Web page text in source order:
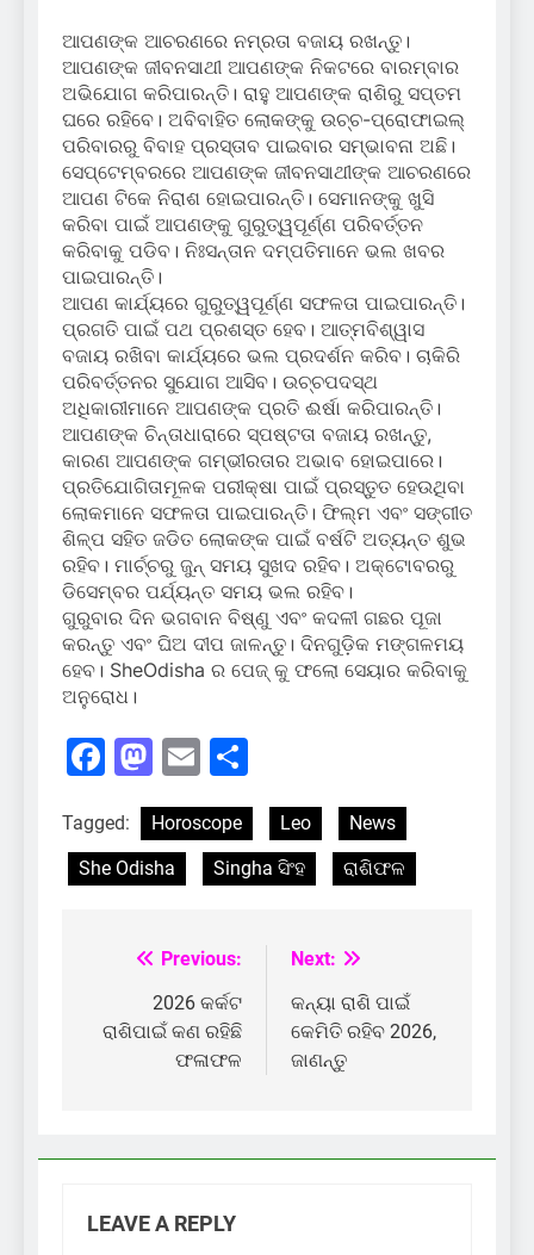
ଆପଣଙ୍କ ଆଚରଣରେ ନମ୍ରତା ବଜାୟ ରଖନ୍ତୁ।
ଆପଣଙ୍କ ଜୀବନସାଥୀ ଆପଣଙ୍କ ନିକଟରେ ବାରମ୍ବାର
ଅଭିଯୋଗ କରିପାରନ୍ତି। ରାହୁ ଆପଣଙ୍କ ରାଶିରୁ ସପ୍ତମ
ଘରେ ରହିବେ। ଅବିବାହିତ ଲୋକଙ୍କୁ ଉଚ୍ଚ-ପ୍ରୋଫାଇଲ୍
ପରିବାରରୁ ବିବାହ ପ୍ରସ୍ତାବ ପାଇବାର ସମ୍ଭାବନା ଅଛି।
ସେପ୍ଟେମ୍ବରରେ ଆପଣଙ୍କ ଜୀବନସାଥୀଙ୍କ ଆଚରଣରେ
ଆପଣ ଟିକେ ନିରାଶ ହୋଇପାରନ୍ତି। ସେମାନଙ୍କୁ ଖୁସି
କରିବା ପାଇଁ ଆପଣଙ୍କୁ ଗୁରୁତ୍ୱପୂର୍ଣ୍ଣ ପରିବର୍ତ୍ତନ
କରିବାକୁ ପଡିବ। ନିଃସନ୍ତାନ ଦମ୍ପତିମାନେ ଭଲ ଖବର
ପାଇପାରନ୍ତି।
ଆପଣ କାର୍ଯ୍ୟରେ ଗୁରୁତ୍ୱପୂର୍ଣ୍ଣ ସଫଳତା ପାଇପାରନ୍ତି।
ପ୍ରଗତି ପାଇଁ ପଥ ପ୍ରଶସ୍ତ ହେବ। ଆତ୍ମବିଶ୍ୱାସ
ବଜାୟ ରଖିବା କାର୍ଯ୍ୟରେ ଭଲ ପ୍ରଦର୍ଶନ କରିବ। ଚାକିରି
ପରିବର୍ତ୍ତନର ସୁଯୋଗ ଆସିବ। ଉଚ୍ଚପଦସ୍ଥ
ଅଧିକାରୀମାନେ ଆପଣଙ୍କ ପ୍ରତି ଈର୍ଷା କରିପାରନ୍ତି।
ଆପଣଙ୍କ ଚିନ୍ତାଧାରାରେ ସ୍ପଷ୍ଟତା ବଜାୟ ରଖନ୍ତୁ,
କାରଣ ଆପଣଙ୍କ ଗମ୍ଭୀରତାର ଅଭାବ ହୋଇପାରେ।
ପ୍ରତିଯୋଗିତାମୂଳକ ପରୀକ୍ଷା ପାଇଁ ପ୍ରସ୍ତୁତ ହେଉଥିବା
ଲୋକମାନେ ସଫଳତା ପାଇପାରନ୍ତି। ଫିଲ୍ମ ଏବଂ ସଙ୍ଗୀତ
ଶିଳ୍ପ ସହିତ ଜଡିତ ଲୋକଙ୍କ ପାଇଁ ବର୍ଷଟି ଅତ୍ୟନ୍ତ ଶୁଭ
ରହିବ। ମାର୍ଚ୍ଚରୁ ଜୁନ୍ ସମୟ ସୁଖଦ ରହିବ। ଅକ୍ଟୋବରରୁ
ଡିସେମ୍ବର ପର୍ଯ୍ୟନ୍ତ ସମୟ ଭଲ ରହିବ।
ଗୁରୁବାର ଦିନ ଭଗବାନ ବିଷ୍ଣୁ ଏବଂ କଦଳୀ ଗଛର ପୂଜା
କରନ୍ତୁ ଏବଂ ଘିଅ ଦୀପ ଜାଳନ୍ତୁ। ଦିନଗୁଡ଼ିକ ମଙ୍ଗଳମୟ
ହେବ। SheOdisha ର ପେଜ୍ କୁ ଫଲୋ ସେୟାର କରିବାକୁ
ଅନୁରୋଧ।
Facebook
Mastodon
Email
Tagged: Horoscope Leo
News
She Odisha
Singha ସିଂହ ରାଶିଫଳ
Post
navigation
Previous:
2026 କର୍କଟ
ରାଶିପାଇଁ କଣ ରହିଛି
ଫଳାଫଳ
Next:
କନ୍ୟା ରାଶି ପାଇଁ
କେମିତି ରହିବ 2026,
ଜାଣନ୍ତୁ
LEAVE A REPLY